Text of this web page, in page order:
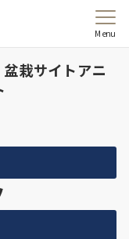
Menu
栽サイトアニ